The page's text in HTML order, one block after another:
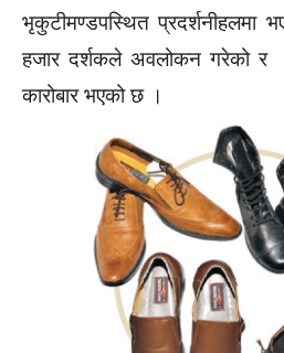
भृकुटीमण्डपस्थित प्रदर्शनीहलमा
हजार दर्शकले अवलोकन गरेको
कारोबार भएको छ ।